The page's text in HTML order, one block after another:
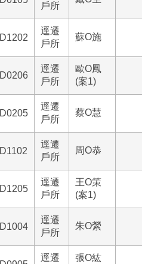
戶所
D1202
逕遷
戶所
蘇O施
D0206
逕遷
戶所
歐O鳳
(案1)
D0205
逕遷
戶所
蔡O慧
D1102
逕遷
戶所
周O恭
D1205
逕遷
戶所
王O策
(案1)
D1004
逕遷
戶所
朱O縈
逕遷
張O紘